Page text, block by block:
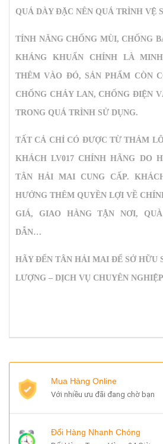
QUÁ DÀY ĐẶC NÊN QUÁ TRÌNH VỆ
TÍNH NĂNG CHỐNG MÙI, CHỐNG
KHÁNG KHUẨN CHÍNH LÀ
THÊM VÀO ĐÓ, SẢN PHẨM CÒN
CHỐNG CHÁY LAN, CHỐNG ĐIỆN
TRONG QUÁ TRÌNH SỬ DỤNG.
TẤT CẢ CHỈ CÓ ĐƯỢC TỪTHẢM
KHÁCH LV017CHÍNH HÃNG DO
TÂN HẢI MAI CUNG CẤP.
HƯỞNG THÊM QUYỀN LỢI VỀ
GIÁ, GIAO HÀNG TẬN NƠI,
DẪN…
HÃY ĐẾN TÂN HẢI MAI ĐỂ SỞ HỮU
LƯỢNG – DỊCH VỤ CHUYÊN
Mua Hàng Online
Với nhiều ưu đãi đang chờ bạn
Đổi Hàng Nhanh Chóng